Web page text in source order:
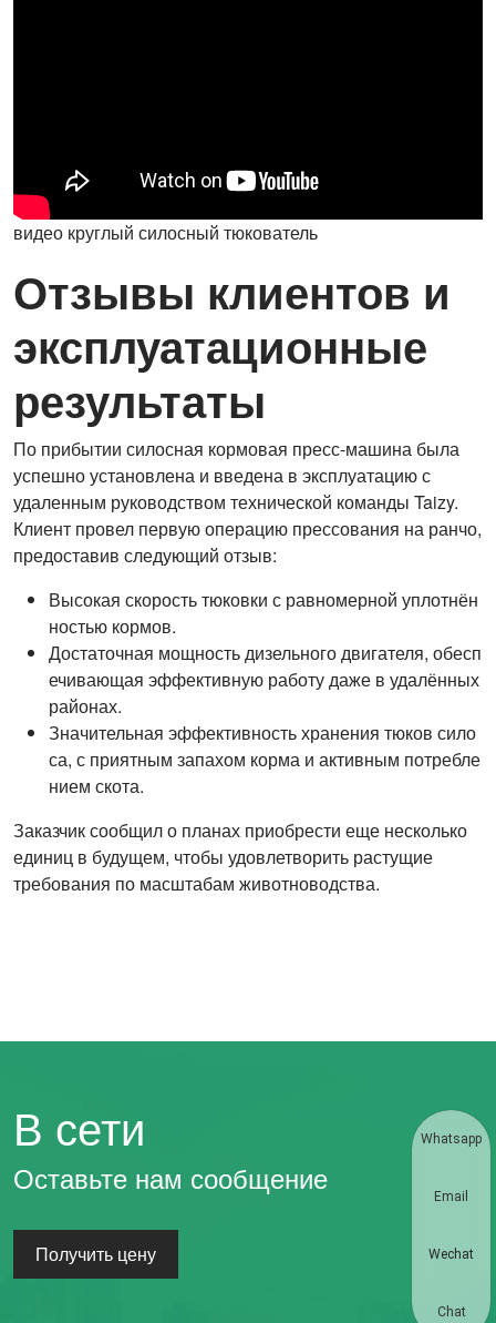
видео круглый силосный тюкователь
Отзывы клиентов и
эксплуатационные
результаты
По прибытии силосная кормовая пресс-машина была
успешно установлена и введена в эксплуатацию с
удаленным руководством технической команды Taizy.
Клиент провел первую операцию прессования на ранчо,
предоставив следующий отзыв:
Высокая скорость тюковки с равномерной уплотнён
ностью кормов.
Достаточная мощность дизельного двигателя, обесп
ечивающая эффективную работу даже в удалённых
районах.
Значительная эффективность хранения тюков сило
са, с приятным запахом корма и активным потребле
нием скота.
Заказчик сообщил о планах приобрести еще несколько
единиц в будущем, чтобы удовлетворить растущие
требования по масштабам животноводства.
В сети
Оставьте нам сообщение
Получить цену
Whatsapp
Email
Wechat
Chat